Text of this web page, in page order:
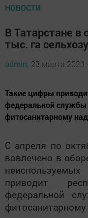
НОВОСТИ
В Татарстане в
тыс. га
admin, 23 марта 2023
Такие цифры
федеральной службы
фитосанитарному
С апреля по
вовлечено в
приводит
федеральной
фитосанитарному